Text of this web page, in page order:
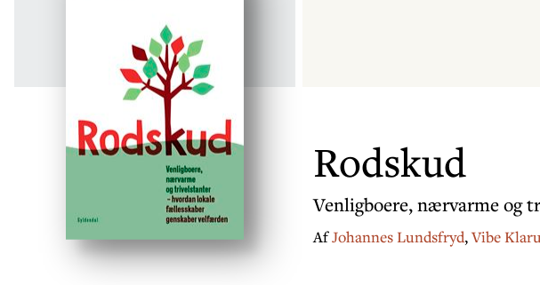
Rodskud
Venligboere, nærvarme og
AfJohannes Lundsfryd,Vibe